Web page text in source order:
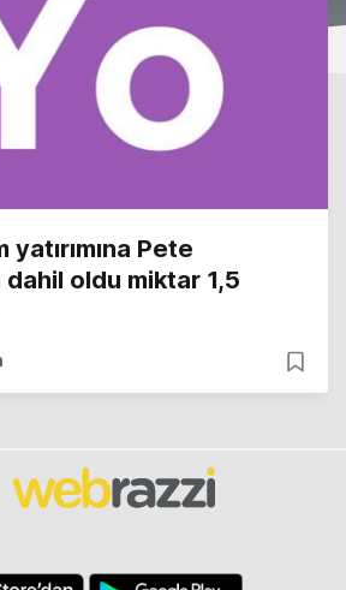
Pete
oldu miktar 1,5